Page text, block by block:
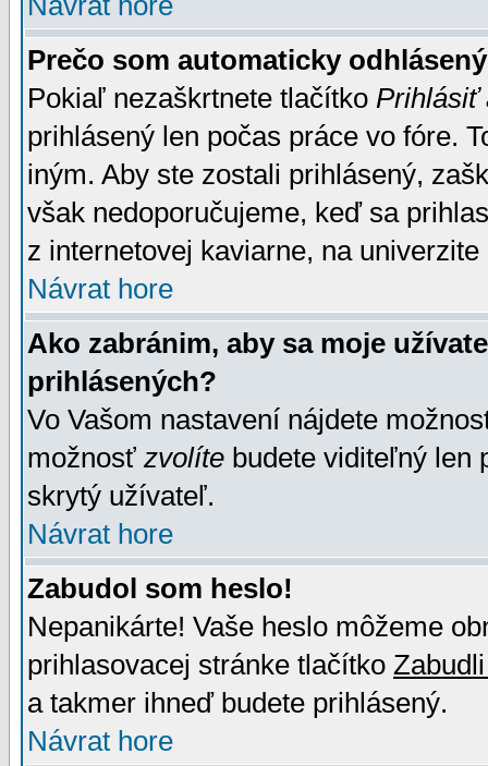
Prečo som automaticky
Pokiaľ nezaškrtnete tlačítko Prihlásiť
prihlásený len počas práce vo fóre.
iným. Aby ste zostali prihlásený,
však nedoporučujeme, keď sa
z internetovej kaviarne, na univerzite
Návrat hore
Ako zabránim, aby sa moje
prihlásených?
Vo Vašom nastavení nájdete
možnosť zvolíte budete viditeľný len
skrytý užívateľ.
Návrat hore
Zabudol som heslo!
Nepanikárte! Vaše heslo môžeme
prihlasovacej stránke tlačítko
a takmer ihneď budete prihlásený.
Návrat hore